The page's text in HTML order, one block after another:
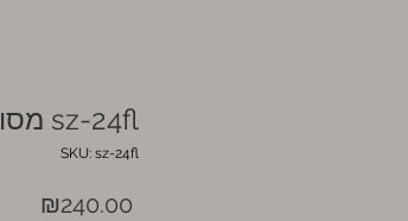
מסור גיזום יפני דגם sz-24fl
SKU: sz-24fl
₪240.00